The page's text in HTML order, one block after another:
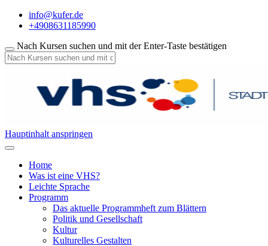
info@kufer.de
+4908631185990
Nach Kursen suchen und mit der Enter-Taste bestätigen
Hauptinhalt anspringen
Home
Was ist eine VHS?
Leichte Sprache
Programm
Das aktuelle Programmheft zum Blättern
Politik und Gesellschaft
Kultur
Kulturelles Gestalten